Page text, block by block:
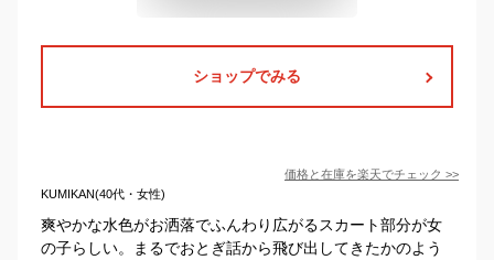
ショップでみる
価格と在庫を楽天でチェック >>
KUMIKAN(40代・女性)
爽やかな水色がお洒落でふんわり広がるスカート部分が女
の子らしい。まるでおとぎ話から飛び出してきたかのよう